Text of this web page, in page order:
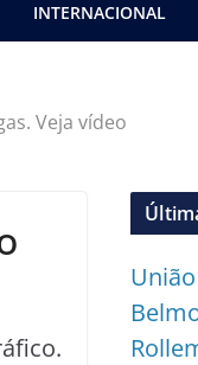
INTERNACIONAL
Veja vídeo